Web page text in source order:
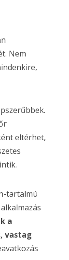
Nem
eltérhet,
tartalmú
a
vastag